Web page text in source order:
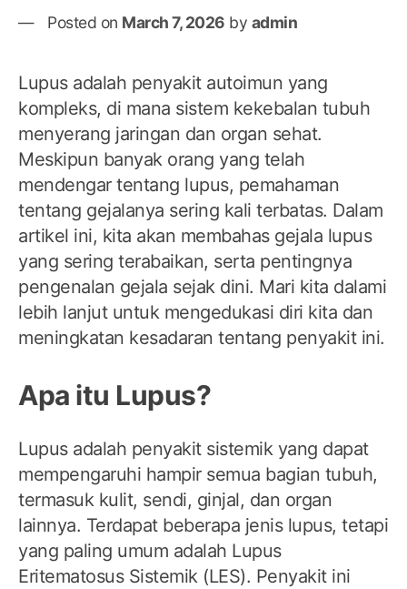
Posted on March 7, 2026 by admin
Lupus adalah penyakit autoimun yang
kompleks, di mana sistem kekebalan tubuh
menyerang jaringan dan organ sehat.
Meskipun banyak orang yang telah
mendengar tentang lupus, pemahaman
tentang gejalanya sering kali terbatas. Dalam
artikel ini, kita akan membahas gejala lupus
yang sering terabaikan, serta pentingnya
pengenalan gejala sejak dini. Mari kita dalami
lebih lanjut untuk mengedukasi diri kita dan
meningkatan kesadaran tentang penyakit ini.
Apa itu Lupus?
Lupus adalah penyakit sistemik yang dapat
mempengaruhi hampir semua bagian tubuh,
termasuk kulit, sendi, ginjal, dan organ
lainnya. Terdapat beberapa jenis lupus, tetapi
yang paling umum adalah Lupus
Eritematosus Sistemik (LES). Penyakit ini